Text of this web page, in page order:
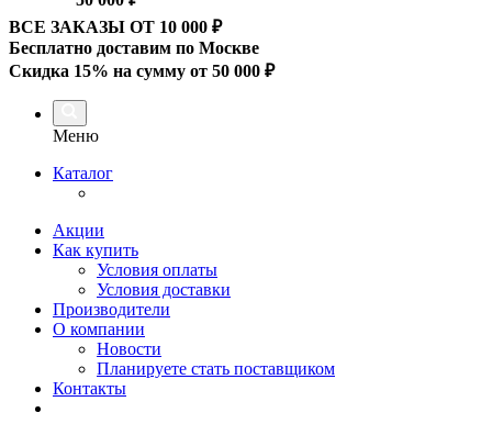
ВСЕ ЗАКАЗЫ ОТ 10 000 ₽
Бесплатно доставим по Москве
Скидка 15% на сумму от 50 000 ₽
Меню
Каталог
Акции
Как купить
Условия оплаты
Условия доставки
Производители
О компании
Новости
Планируете стать поставщиком
Контакты